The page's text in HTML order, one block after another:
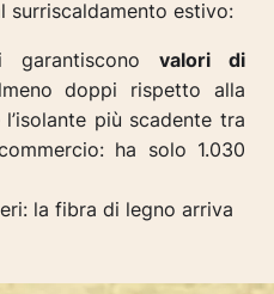
surriscaldamento estivo:
garantiscono valori di
doppi rispetto alla
più scadente tra
ha solo 1.030
la fibra di legno arriva